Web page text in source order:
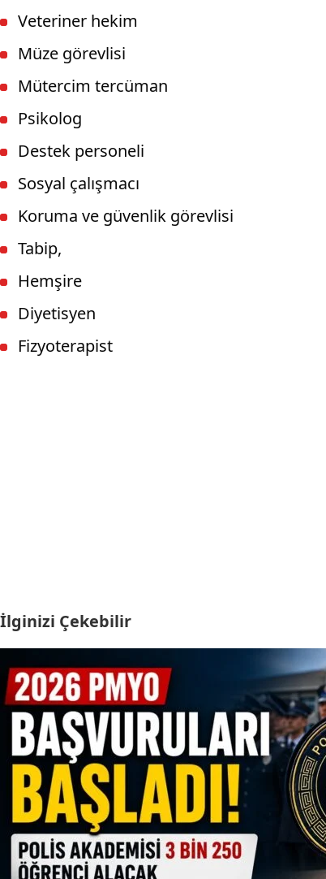
Veteriner hekim
Müze görevlisi
Mütercim tercüman
Psikolog
Destek personeli
Sosyal çalışmacı
Koruma ve güvenlik görevlisi
Tabip,
Hemşire
Diyetisyen
Fizyoterapist
İlginizi Çekebilir